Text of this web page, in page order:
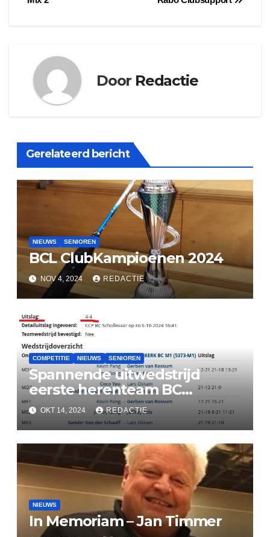
Door Redactie
Gerelateerd bericht
NIEUWS SENIOREN
BCL ClubKampioenen 2024
NOV 4, 2024 REDACTIE
COMPETITIE NIEUWS SENIOREN
Spannende uitwedstrijd
eerste herenteam BC
Lekkerkerk
OKT 14, 2024 REDACTIE
NIEUWS
In Memoriam – Jan Timmer